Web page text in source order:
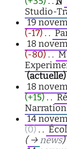
Studio-
19
(-17) . .
18
(-80) . .
(actuelle)
18
(+15) . .
14
(0) . .
( → news)